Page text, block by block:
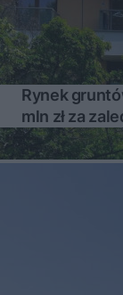
Rynek
mln zł za